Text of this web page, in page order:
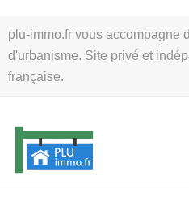
plu-immo.fr vous accompagne
d'urbanisme. Site privé et
française.
au
contenu